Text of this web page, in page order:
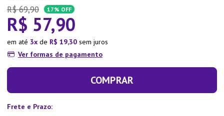
R$ 69,90 17% OFF
R$ 57,90
em até 3 de R$ 19,30 sem juros
Ver formas de pagamento
COMPRAR